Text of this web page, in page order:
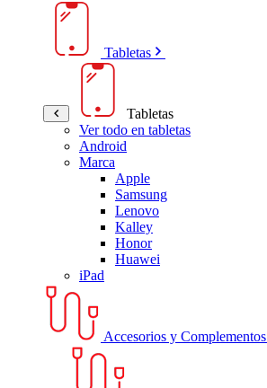
Tabletas
Tabletas
Ver todo en tabletas
Android
Marca
Apple
Samsung
Lenovo
Kalley
Honor
Huawei
iPad
Accesorios y Complementos